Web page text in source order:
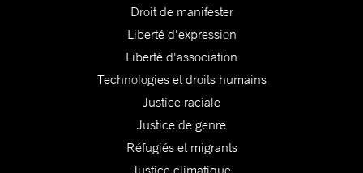
Droit de manifester
Liberté d'expression
Liberté d'association
Technologies et droits humains
Justice raciale
Justice de genre
Réfugiés et migrants
Justice climatique